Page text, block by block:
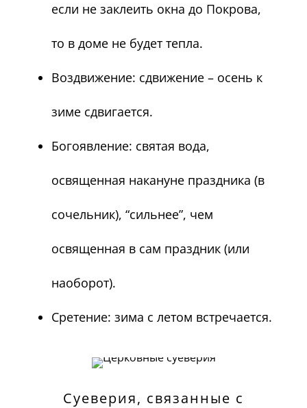
если не заклеить окна до Покрова,
то в доме не будет тепла.
Воздвижение: сдвижение – осень к
зиме сдвигается.
Богоявление: святая вода,
освященная накануне праздника (в
сочельник), “сильнее”, чем
освященная в сам праздник (или
наоборот).
Сретение: зима с летом встречается.
Суеверия, связанные с